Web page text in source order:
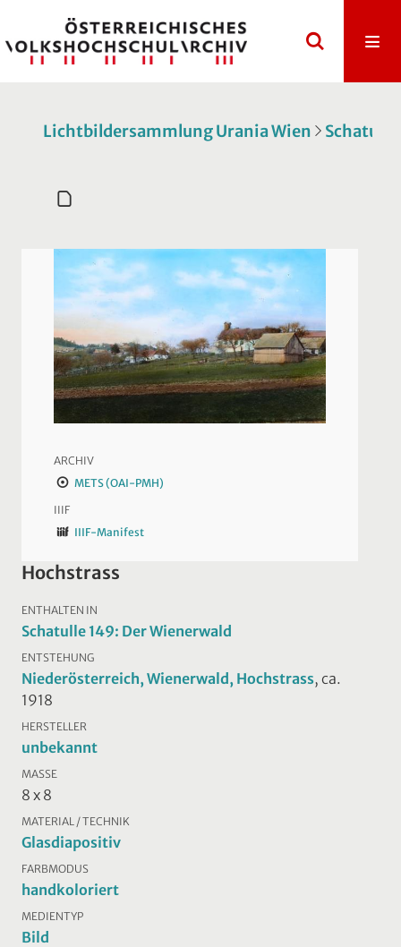
Lichtbildersammlung Urania Wien
ARCHIV
METS (OAI-PMH)
IIIF
IIIF-Manifest
Hochstrass
ENTHALTEN IN
Schatulle 149: Der Wienerwald
ENTSTEHUNG
Niederösterreich, Wienerwald, Hochstrass, ca.
1918
HERSTELLER
unbekannt
MASSE
8 x 8
MATERIAL / TECHNIK
Glasdiapositiv
FARBMODUS
handkoloriert
MEDIENTYP
Bild